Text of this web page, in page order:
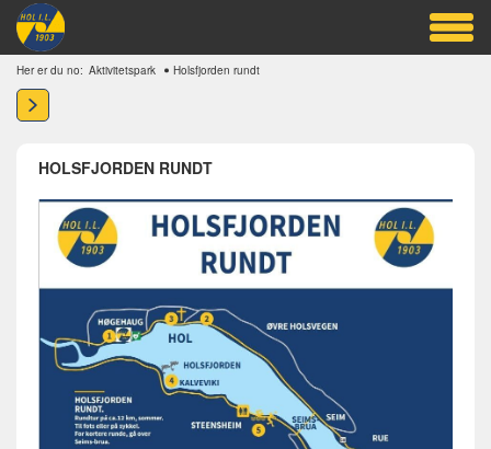
Her er du no: Aktivitetspark Holsfjorden rundt
HOLSFJORDEN RUNDT